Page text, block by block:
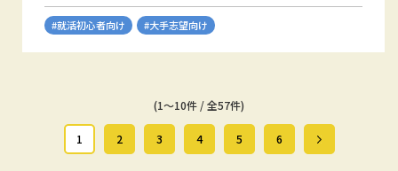
#就活初心者向け #大手志望向け
(1～10件 / 全57件)
1 2 3 4 5 6